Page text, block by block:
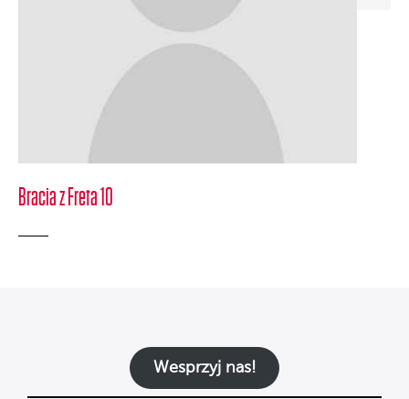
Bracia z Freta 10
Wesprzyj nas!